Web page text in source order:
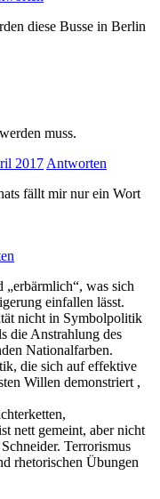
diese Busse in Berlin
muss.
2017 Antworten
fällt mir nur ein Wort
„erbärmlich“, was sich
einfallen lässt.
nicht in Symbolpolitik
die Anstrahlung des
Nationalfarben.
die sich auf effektive
Willen demonstriert ,
nett gemeint, aber nicht
Terrorismus
rhetorischen Übungen